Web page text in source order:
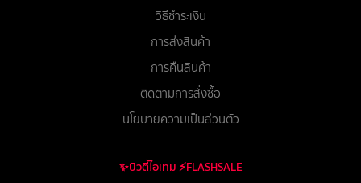
วิธีชำระเงิน
การส่งสินค้า
การคืนสินค้า
ติดตามการสั่งซื้อ
นโยบายความเป็นส่วนตัว
✨บิวตี้ไอเทม ⚡FLASHSALE